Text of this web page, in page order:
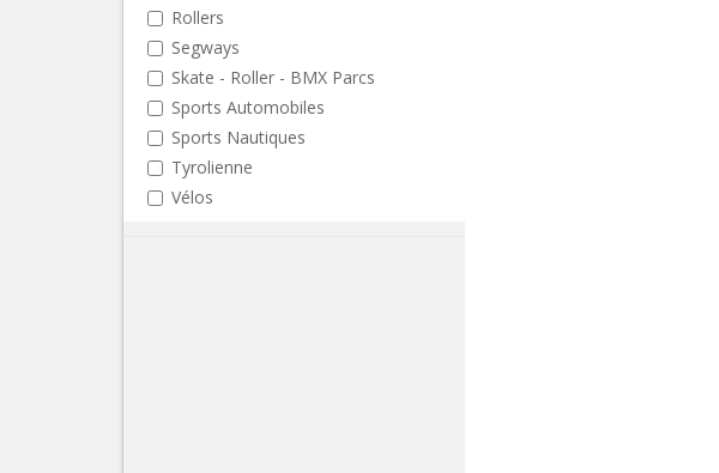
Rollers
Segways
Skate - Roller - BMX Parcs
Sports Automobiles
Sports Nautiques
Tyrolienne
Vélos